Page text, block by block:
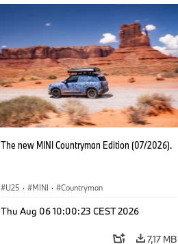
The new MINI Countryman Edition (07/2026).
U25 · MINI · Countryman
Thu Aug 06 10:00:23 CEST 2026
7,17 MB